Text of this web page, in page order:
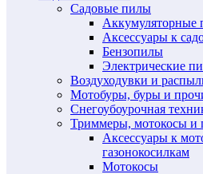
Садовые пилы
Аккумуляторные
Аксессуары к
Бензопилы
Электрические
Воздуходувки и
Мотобуры, буры и
Снегоубоурочная
Триммеры, мотокосы и
Аксессуары к
газонокосилкам
Мотокосы